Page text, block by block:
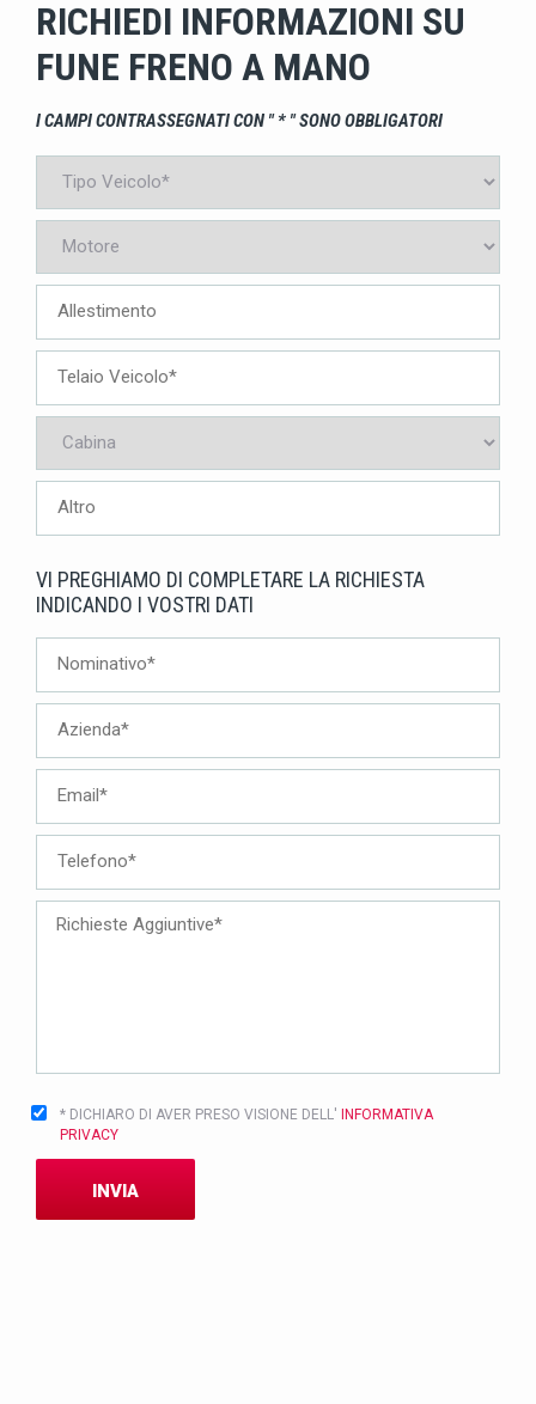
RICHIEDI INFORMAZIONI SU
FUNE FRENO A MANO
I CAMPI CONTRASSEGNATI CON " * " SONO OBBLIGATORI
VI PREGHIAMO DI COMPLETARE LA RICHIESTA
INDICANDO I VOSTRI DATI
* DICHIARO DI AVER PRESO VISIONE DELL'
INFORMATIVA
PRIVACY
INVIA